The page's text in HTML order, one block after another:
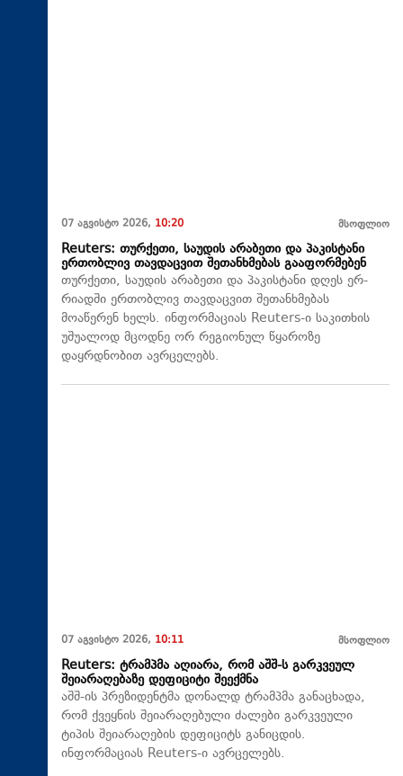
07 აგვისტო 2026, 10:20 მსოფლიო
Reuters: თურქეთი, საუდის არაბეთი და პაკისტანი
ერთობლივ თავდაცვით შეთანხმებას გააფორმებენ
თურქეთი, საუდის არაბეთი და პაკისტანი დღეს ერ-
რიადში ერთობლივ თავდაცვით შეთანხმებას
მოაწერენ ხელს. ინფორმაციას Reuters-ი საკითხის
უშუალოდ მცოდნე ორ რეგიონულ წყაროზე
დაყრდნობით ავრცელებს.
07 აგვისტო 2026, 10:11 მსოფლიო
Reuters: ტრამპმა აღიარა, რომ აშშ-ს გარკვეულ
შეიარაღებაზე დეფიციტი შეექმნა
აშშ-ის პრეზიდენტმა დონალდ ტრამპმა განაცხადა,
რომ ქვეყნის შეიარაღებული ძალები გარკვეული
ტიპის შეიარაღების დეფიციტს განიცდის.
ინფორმაციას Reuters-ი ავრცელებს.